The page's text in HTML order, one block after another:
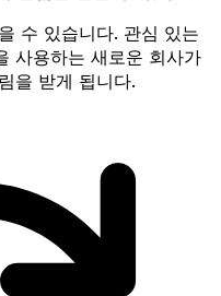
수 있습니다. 관심 있는
사용하는 새로운 회사가
을 받게 됩니다.